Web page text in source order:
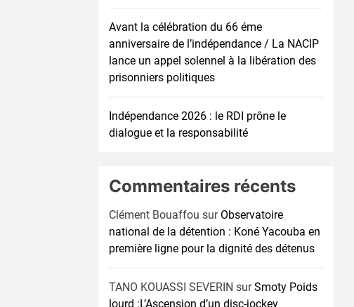
Avant la célébration du 66 éme
anniversaire de l’indépendance / La NACIP
lance un appel solennel à la libération des
prisonniers politiques
Indépendance 2026 : le RDI prône le
dialogue et la responsabilité
Commentaires récents
Clément Bouaffou sur Observatoire
national de la détention : Koné Yacouba en
première ligne pour la dignité des détenus
TANO KOUASSI SEVERIN surSmoty Poids
lourd :L’Ascension d’un disc-jockey